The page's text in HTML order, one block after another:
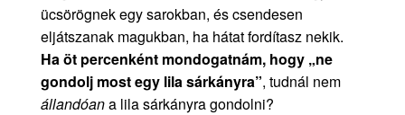
ücsörögnek egy sarokban, és csendesen
eljátszanak magukban, ha hátat fordítasz nekik.
Ha öt percenként mondogatnám, hogy „ne
gondolj most egy lila sárkányra”, tudnál nem
állandóana lila sárkányra gondolni?